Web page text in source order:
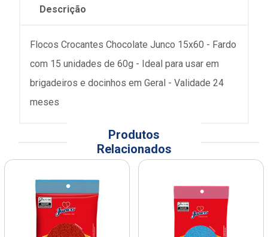
Descrição
Flocos Crocantes Chocolate Junco 15x60 - Fardo
com 15 unidades de 60g - Ideal para usar em
brigadeiros e docinhos em Geral - Validade 24
meses
Produtos
Relacionados